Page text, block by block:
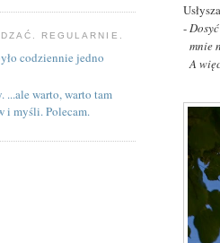
-
mnie
A
REGULARNIE.
codziennie jedno
warto, warto tam
i myśli. Polecam.